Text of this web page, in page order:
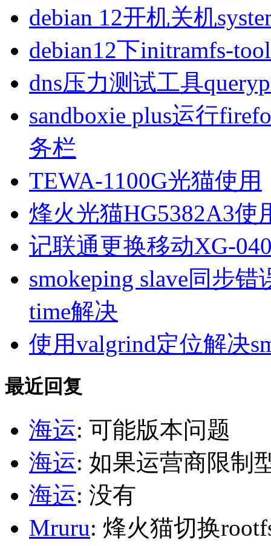
debian 12开机关机
debian12下initramfs-
dns压力测试工具
sandboxie plus运行
务栏
TEWA-1100G光猫使用
烽火光猫HG5382A3使
记联通更换移动XG-
smokeping slave同步错
time解决
使用valgrind定位解决
最近回复
海运: 可能版本问题
海运: 如果运营商限制
海运: 没有
Mruru: 烽火猫切换